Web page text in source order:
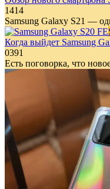
1414
Samsung Galaxy S21 —
Когда выйдет Samsung
0391
Есть поговорка, что